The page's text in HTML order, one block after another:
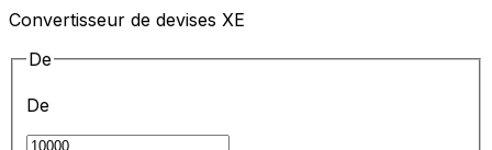
Convertisseur de devises XE
De
De